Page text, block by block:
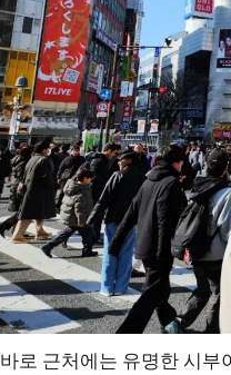
바로 근처에는 유명한 시부